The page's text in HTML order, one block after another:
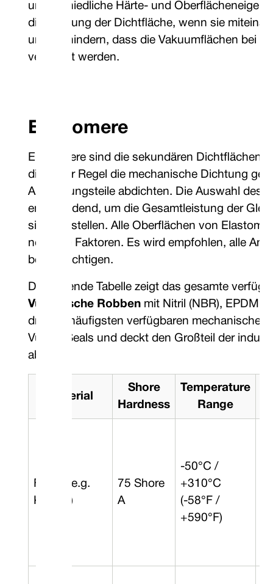
unterschiedliche Härte- und
die Leistung der Dichtfläche, wenn sie
und verhindern, dass die Vakuumflächen bei
verriegelt werden.
Elastomere
Elastomere sind die sekundären Dichtflächen
die in der Regel die mechanische Dichtung
Ausrüstungsteile abdichten. Die Auswahl des
entscheidend, um die Gesamtleistung der
sicherzustellen. Alle Oberflächen von
negative Faktoren. Es wird empfohlen, alle
berücksichtigen.
Die folgende Tabelle zeigt das gesamte
Vulkanische Robben mit Nitril (NBR), EPDM
drei am häufigsten verfügbaren mechanischen
Vulcan Seals und deckt den Großteil der
ab.
Material
Shore
Hardness
Temperature
Range
FFKM (e.g.
Kalrez®)
75 Shore
A
-50°C /
+310°C
(-58°F /
+590°F)